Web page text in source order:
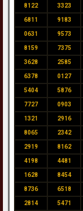
8122 3323
6811 9183
0631 9573
8159 7375
3628 2585
6378 0127
5404 5876
7727 0903
1321 2916
8065 2342
2919 8162
4198 4481
1628 8454
8736 6518
2814 5471